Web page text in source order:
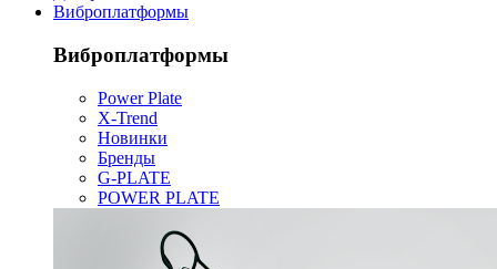
Виброплатформы
Виброплатформы
Power Plate
X-Trend
Новинки
Бренды
G-PLATE
POWER PLATE